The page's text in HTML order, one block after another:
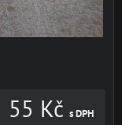
55 Kč s DPH